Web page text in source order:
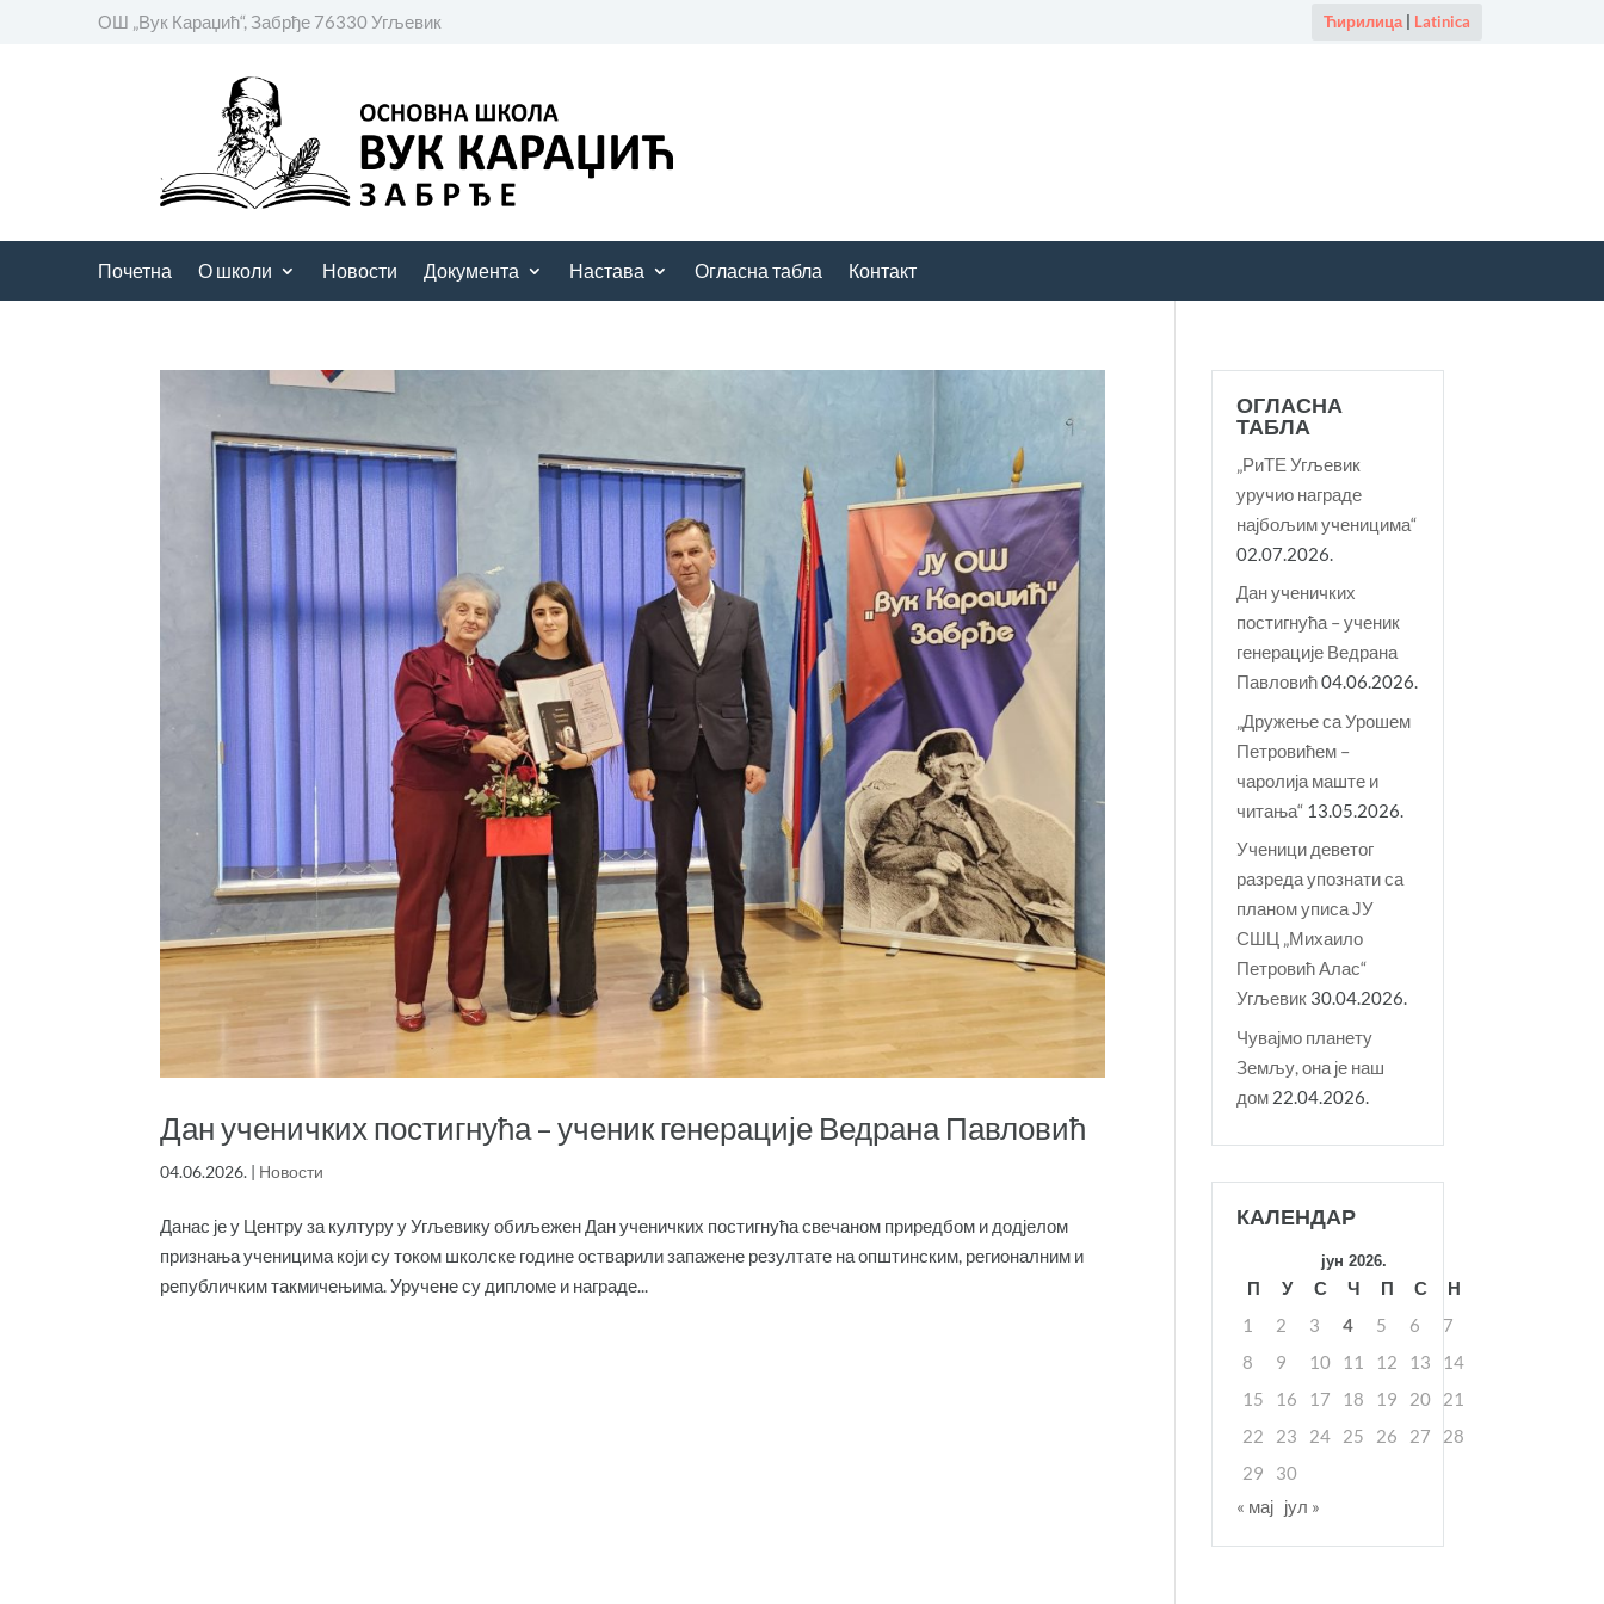
ОШ „Вук Караџић“, Забрђе 76330 Угљевик Ћирилица| Latinica
Почетна О школи Новости Документа Настава Огласна табла Контакт
Дан ученичких постигнућа – ученик генерације Ведрана Павловић
04.06.2026. Новости
Данас је у Центру за културу у Угљевику обиљежен Дан ученичких постигнућа свечаном приредбом и додјелом
признања ученицима који су током школске године остварили запажене резултате на општинским, регионалним и
републичким такмичењима. Уручене су дипломе и награде...
ОГЛАСНА
ТАБЛА
„РиТЕ Угљевик
уручио награде
најбољим ученицима“
02.07.2026.
Дан ученичких
постигнућа – ученик
генерације Ведрана
Павловић04.06.2026.
„Дружење са Урошем
Петровићем –
чаролија маште и
читања“ 13.05.2026.
Ученици деветог
разреда упознати са
планом уписа ЈУ
СШЦ „Михаило
Петровић Алас“
Угљевик 30.04.2026.
Чувајмо планету
Земљу, она је наш
дом 22.04.2026.
КАЛЕНДАР
јун 2026.
П У С Ч П С
Н
1
2 3 4 5 6
7
8
9 10 11 12 13
14
15
16 17 18 19 20
21
22
23 24 25 26 27
28
29
30
« мај јул »